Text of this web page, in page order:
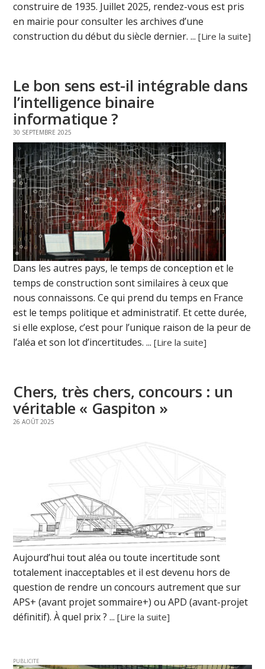
construire de 1935. Juillet 2025, rendez-vous est pris
en mairie pour consulter les archives d’une
construction du début du siècle dernier. ...[Lire la suite]
Le bon sens est-il intégrable dans
l’intelligence binaire
informatique ?
30 SEPTEMBRE 2025
Dans les autres pays, le temps de conception et le
temps de construction sont similaires à ceux que
nous connaissons. Ce qui prend du temps en France
est le temps politique et administratif. Et cette durée,
si elle explose, c’est pour l’unique raison de la peur de
l’aléa et son lot d’incertitudes. ...[Lire la suite]
Chers, très chers, concours : un
véritable « Gaspiton »
26 AOÛT 2025
Aujourd’hui tout aléa ou toute incertitude sont
totalement inacceptables et il est devenu hors de
question de rendre un concours autrement que sur
APS+ (avant projet sommaire+) ou APD (avant-projet
définitif). À quel prix ? ...[Lire la suite]
PUBLICITE